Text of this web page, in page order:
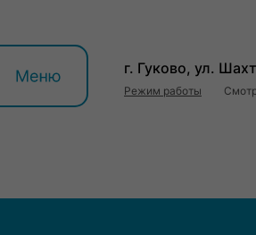
г. Гуково, ул.
Режим работы